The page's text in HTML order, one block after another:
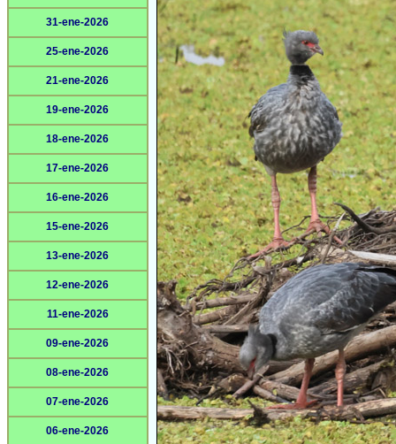
31-ene-2026
25-ene-2026
21-ene-2026
19-ene-2026
18-ene-2026
17-ene-2026
16-ene-2026
15-ene-2026
13-ene-2026
12-ene-2026
11-ene-2026
09-ene-2026
08-ene-2026
07-ene-2026
06-ene-2026